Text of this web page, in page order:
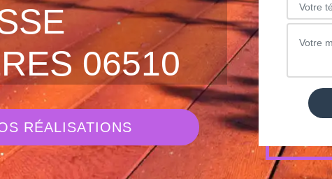
06510
RÉALISATIONS